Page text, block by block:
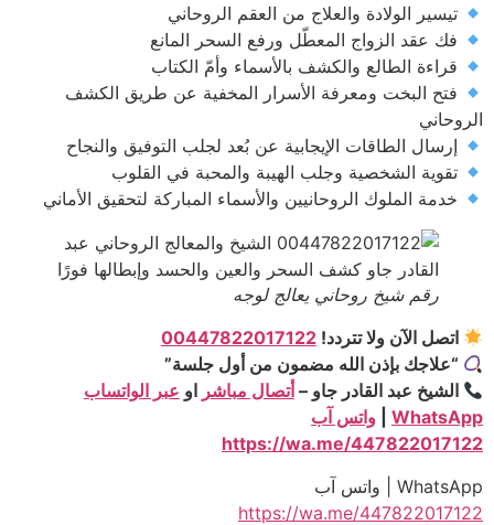
تيسير الولادة والعلاج من العقم الروحاني
فك عقد الزواج المعطّل ورفع السحر المانع
قراءة الطالع والكشف بالأسماء وأمّ الكتاب
فتح البخت ومعرفة الأسرار المخفية عن طريق الكشف
الروحاني
إرسال الطاقات الإيجابية عن بُعد لجلب التوفيق والنجاح
تقوية الشخصية وجلب الهيبة والمحبة في القلوب
خدمة الملوك الروحانيين والأسماء المباركة لتحقيق الأماني
رقم شيخ روحاني يعالج لوجه
اتصل الآن ولا تتردد!00447822017122
“علاجك بإذن الله مضمون من أول جلسة”
الشيخ عبد القادر جاو – أتصال مباشر او عبر الواتساب
WhatsApp
واتس آب
https://wa.me/447822017122
WhatsApp | واتس آب
https://wa.me/447822017122